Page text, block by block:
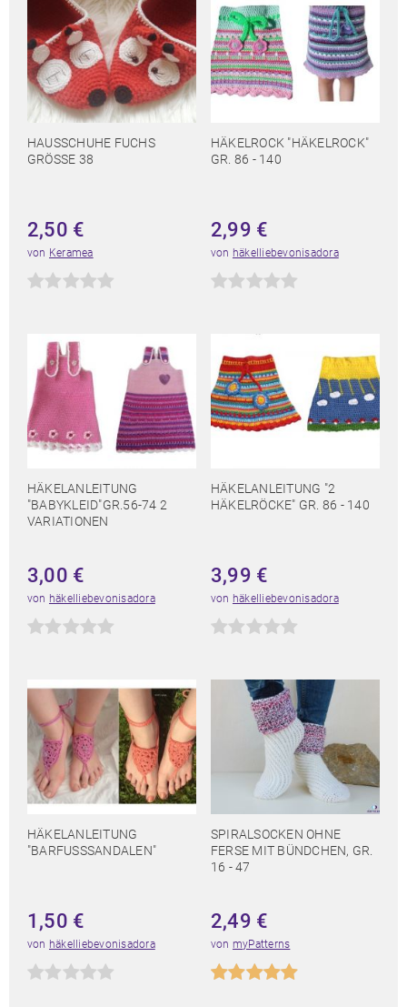
HAUSSCHUHE FUCHS
GRÖSSE 38
2,50 €
von Keramea
HÄKELROCK "HÄKELROCK"
GR. 86 - 140
2,99 €
von häkelliebevonisadora
HÄKELANLEITUNG
"BABYKLEID"GR.56-74 2
VARIATIONEN
3,00 €
von häkelliebevonisadora
HÄKELANLEITUNG "2
HÄKELRÖCKE" GR. 86 - 140
3,99 €
von häkelliebevonisadora
HÄKELANLEITUNG
"BARFUSSSANDALEN"
1,50 €
von häkelliebevonisadora
SPIRALSOCKEN OHNE
FERSE MIT BÜNDCHEN, GR.
16 - 47
2,49 €
von myPatterns